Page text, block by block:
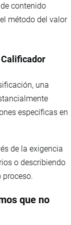
contenido
método del valor
una
específicas en
de la exigencia
o describiendo
que no